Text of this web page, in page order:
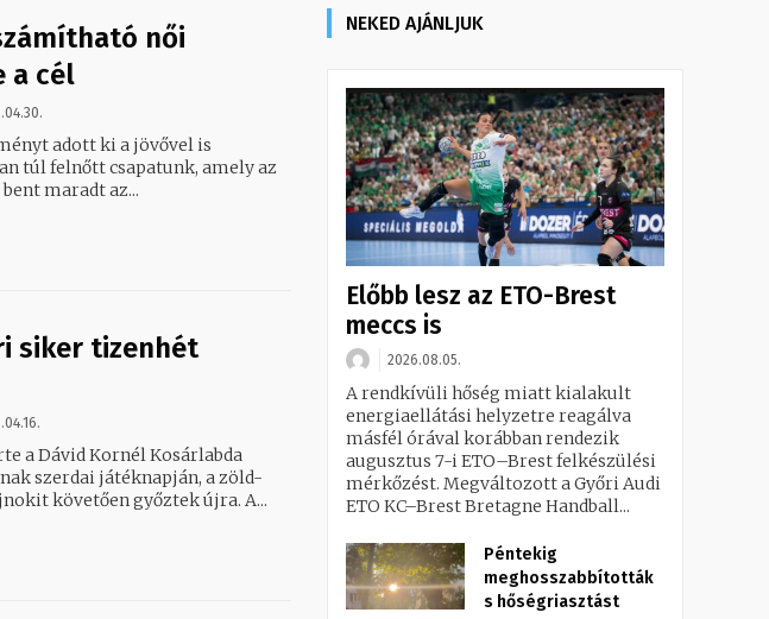
női
a cél
adott ki a jövővel is
maradt az...
siker tizenhét
a Dávid Kornél Kosárlabda
szerdai játéknapján, a zöld-
fehérek sorozatban tizenhét nyeretlen bajnokit követően győztek újra. A...
NEKED AJÁNLJUK
Előbb lesz az ETO-Brest
meccs is
2026.08.05.
A rendkívüli hőség miatt kialakult
energiaellátási helyzetre reagálva
másfél órával korábban rendezik
augusztus 7-i ETO–Brest felkészülési
mérkőzést. Megváltozott a Győri Audi
ETO KC–Brest Bretagne Handball...
Péntekig
meghosszabbították
s hőségriasztást